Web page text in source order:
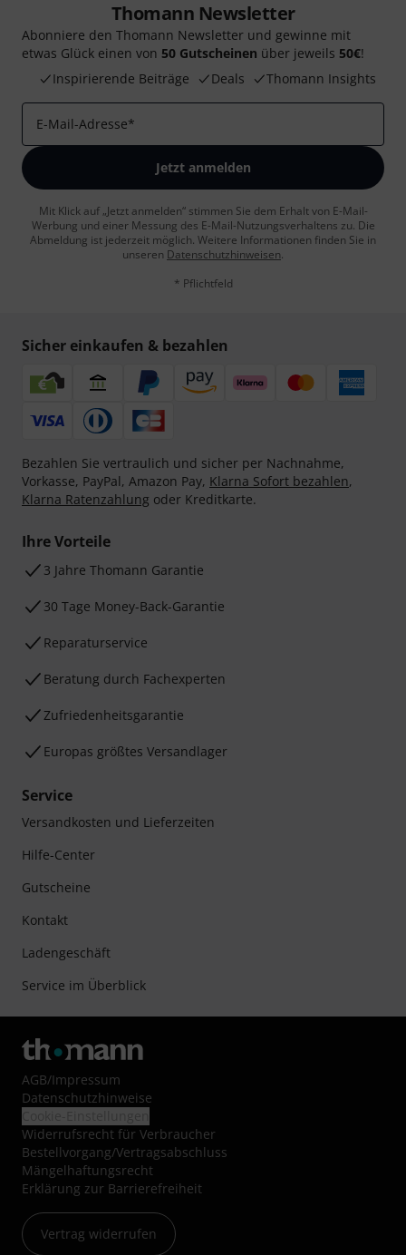
Thomann Newsletter
Abonniere den Thomann Newsletter und gewinne mit
etwas Glück einen von 50 Gutscheinen über jeweils 50€!
Inspirierende Beiträge
Deals Thomann Insights
E-Mail-Adresse*
Jetzt anmelden
Mit Klick auf „Jetzt anmelden“ stimmen Sie dem Erhalt von E-Mail-
Werbung und einer Messung des E-Mail-Nutzungsverhaltens zu. Die
Abmeldung ist jederzeit möglich. Weitere Informationen finden Sie in
unseren Datenschutzhinweisen.
* Pflichtfeld
Sicher einkaufen & bezahlen
Bezahlen Sie vertraulich und sicher per Nachnahme,
Vorkasse, PayPal, Amazon Pay, Klarna Sofort bezahlen,
Klarna Ratenzahlung oder Kreditkarte.
Ihre Vorteile
3 Jahre Thomann Garantie
30 Tage Money-Back-Garantie
Reparaturservice
Beratung durch Fachexperten
Zufriedenheitsgarantie
Europas größtes Versandlager
Service
Versandkosten und Lieferzeiten
Hilfe-Center
Gutscheine
Kontakt
Ladengeschäft
Service im Überblick
AGB/Impressum
Datenschutzhinweise
Widerrufsrecht für Verbraucher
Bestellvorgang/Vertragsabschluss
Mängelhaftungsrecht
Erklärung zur Barrierefreiheit
Vertrag widerrufen